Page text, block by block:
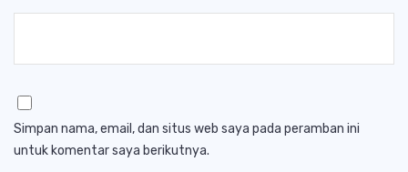
Simpan nama, email, dan situs web saya pada peramban ini
untuk komentar saya berikutnya.